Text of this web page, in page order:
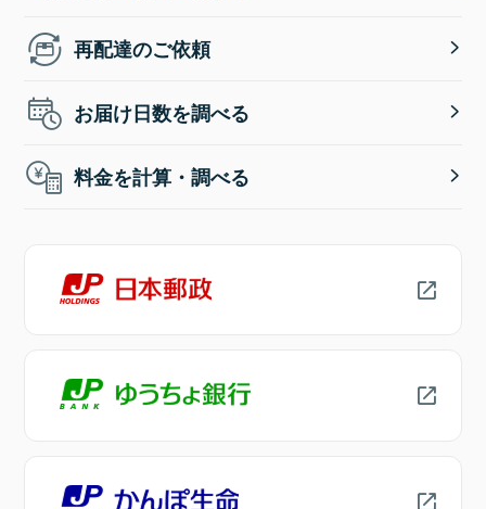
再配達のご依頼
お届け日数を調べる
料金を計算・調べる